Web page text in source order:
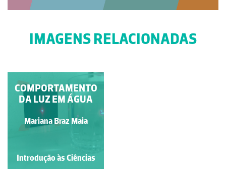
IMAGENS RELACIONADAS
DECOMPOSIÇÃO DA
LUZ BRANCA
Francisco António Fidalgo
Félix Dias
Introdução às Ciências
COMPORTAMENTO
DA LUZ EM ÁGUA
Mariana Braz Maia
Introdução às Ciências